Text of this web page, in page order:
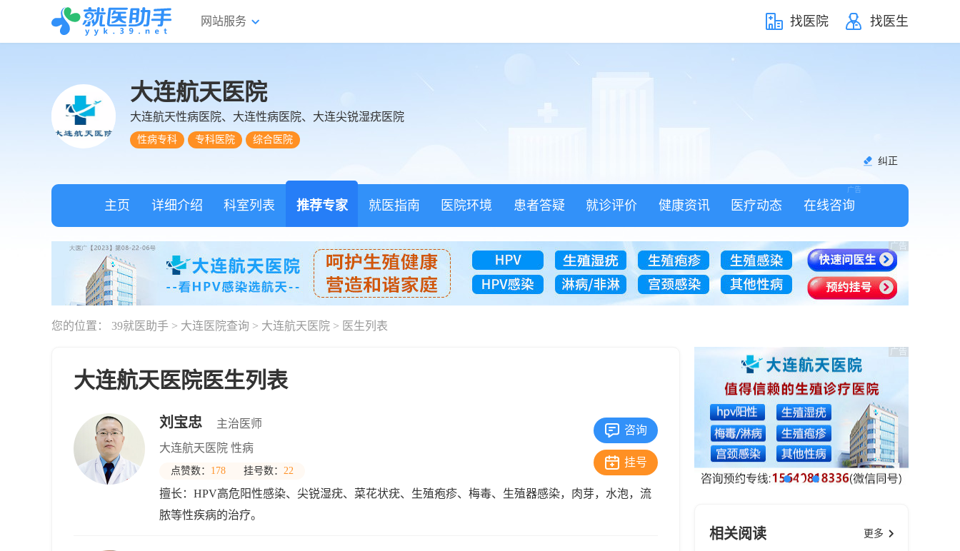
网站服务 找医院 找医生
大连航天医院
大连航天性病医院、大连性病医院、大连尖锐湿疣医院
性病专科 专科医院
综合医院
纠正
主页 详细介绍 科室列表 推荐专家 就医指南 医院环境 患者答疑 就诊评价 健康资讯 医疗动态 在线咨询
您的位置： 39就医助手 > 大连医院查询 > 大连航天医院 > 医生列表
大连航天医院医生列表
咨询
挂号
刘宝忠
主治医师
大连航天医院 性病
点赞数： 178 挂号数： 22
擅长：HPV高危阳性感染、尖锐湿疣、菜花状疣、生殖疱疹、梅毒、生殖器感染，肉芽，水泡，流
脓等性疾病的治疗。
相关阅读 更多